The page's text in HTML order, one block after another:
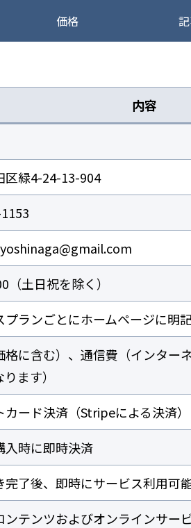
価格
内容
区緑4-24-13-904
（土日祝を除く）
ランごとにホームページに明
格に含む）、通信費（インター
ます）
カード決済（Stripeによる決済）
入時に即時決済
完了後、即時にサービス利用可
ンテンツおよびオンラインサー